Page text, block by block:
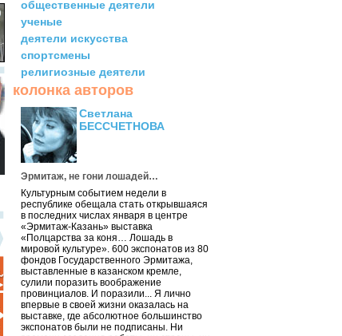
общественные деятели
ученые
деятели искусства
спортсмены
религиозные деятели
колонка авторов
Светлана
БЕССЧЕТНОВА
Эрмитаж, не гони лошадей…
Культурным событием недели в
республике обещала стать открывшаяся
в последних числах января в центре
«Эрмитаж-Казань» выставка
«Полцарства за коня… Лошадь в
мировой культуре». 600 экспонатов из 80
фондов Государственного Эрмитажа,
выставленные в казанском кремле,
сулили поразить воображение
провинциалов. И поразили... Я лично
впервые в своей жизни оказалась на
выставке, где абсолютное большинство
экспонатов были не подписаны. Ни